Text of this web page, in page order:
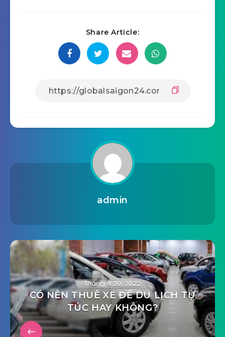
Share Article:
admin
Tháng 4 20, 2022
CÓ NÊN THUÊ XE ĐỂ DU LỊCH TỰ
TÚC HAY KHÔNG?